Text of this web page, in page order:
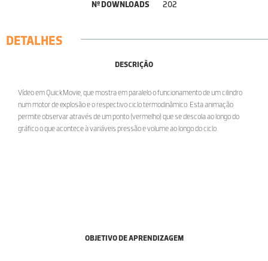
Nº DOWNLOADS 202
DETALHES
DESCRIÇÃO
Vídeo em QuickMovie, que mostra em paralelo o funcionamento de um cilindro
num motor de explosão e o respectivo ciclo termodinâmico. Esta animação
permite observar através de um ponto (vermelho) que se descola ao longo do
gráfico o que acontece à variáveis pressão e volume ao longo do ciclo.
OBJETIVO DE APRENDIZAGEM